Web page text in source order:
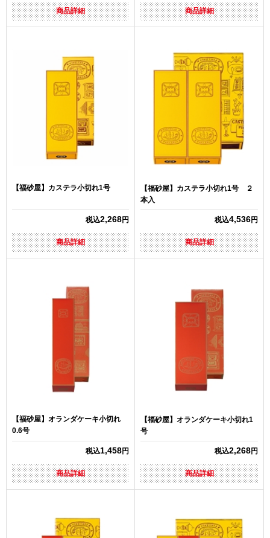
商品詳細 商品詳細
【福砂屋】カステラ小切れ1号
税込2,268円
商品詳細
【福砂屋】カステラ小切れ1号 ２
本入
税込4,536円
商品詳細
【福砂屋】オランダケーキ小切れ
0.6号
税込1,458円
商品詳細
【福砂屋】オランダケーキ小切れ1
号
税込2,268円
商品詳細